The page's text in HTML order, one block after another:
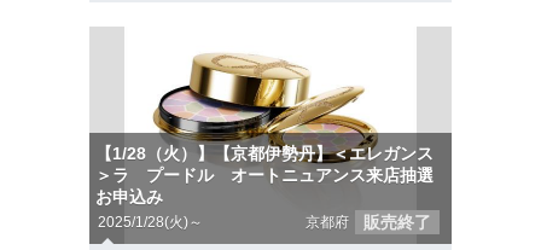
【1/28（火）】【京都伊勢丹】＜エレガンス
＞ラ プードル オートニュアンス来店抽選
お申込み
2025/1/28(火)～ 京都府 販売終了